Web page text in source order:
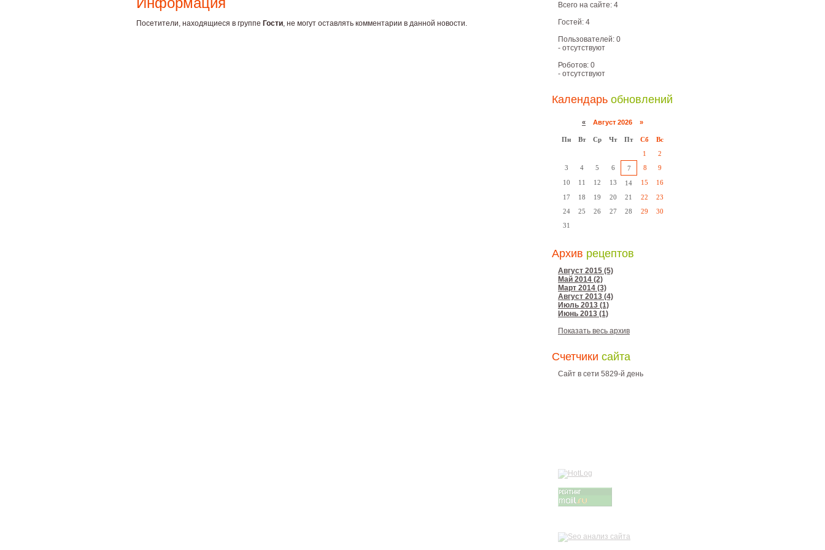
Посетители, находящиеся в группе Гости, не могут оставлять комментарии в данной новости.
Всего на сайте: 4
Гостей: 4
Пользователей: 0
- отсутствуют
Роботов: 0
- отсутствуют
Календарь обновлений
« Август 2026 »
Пн Вт Ср Чт Пт Сб
Вс
1
2
3
4 5 6 7 8
9
10
11 12 13 14 15
16
17
18 19 20 21 22
23
24
25 26 27 28 29
30
31
Архив рецептов
Август 2015 (5)
Май 2014 (2)
Март 2014 (3)
Август 2013 (4)
Июль 2013 (1)
Июнь 2013 (1)
Показать весь архив
Счетчики сайта
Сайт в сети 5829-й день